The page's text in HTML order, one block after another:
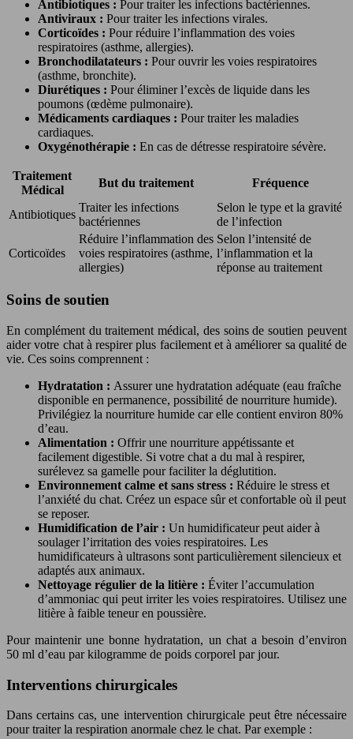
Antibiotiques : Pour traiter les infections bactériennes.
Antiviraux : Pour traiter les infections virales.
Corticoïdes : Pour réduire l’inflammation des voies
respiratoires (asthme, allergies).
Bronchodilatateurs : Pour ouvrir les voies respiratoires
(asthme, bronchite).
Diurétiques : Pour éliminer l’excès de liquide dans les
poumons (œdème pulmonaire).
Médicaments cardiaques : Pour traiter les maladies
cardiaques.
Oxygénothérapie : En cas de détresse respiratoire sévère.
Traitement
Médical
But du traitement Fréquence
Antibiotiques
Traiter les infections
bactériennes
Selon le type et la gravité
de l’infection
Corticoïdes
Réduire l’inflammation des
voies respiratoires (asthme,
allergies)
Selon l’intensité de
l’inflammation et la
réponse au traitement
Soins de soutien
En complément du traitement médical, des soins de soutien peuvent
aider votre chat à respirer plus facilement et à améliorer sa qualité de
vie. Ces soins comprennent :
Hydratation : Assurer une hydratation adéquate (eau fraîche
disponible en permanence, possibilité de nourriture humide).
Privilégiez la nourriture humide car elle contient environ 80%
d’eau.
Alimentation : Offrir une nourriture appétissante et
facilement digestible. Si votre chat a du mal à respirer,
surélevez sa gamelle pour faciliter la déglutition.
Environnement calme et sans stress : Réduire le stress et
l’anxiété du chat. Créez un espace sûr et confortable où il peut
se reposer.
Humidification de l’air : Un humidificateur peut aider à
soulager l’irritation des voies respiratoires. Les
humidificateurs à ultrasons sont particulièrement silencieux et
adaptés aux animaux.
Nettoyage régulier de la litière : Éviter l’accumulation
d’ammoniac qui peut irriter les voies respiratoires. Utilisez une
litière à faible teneur en poussière.
Pour maintenir une bonne hydratation, un chat a besoin d’environ
50 ml d’eau par kilogramme de poids corporel par jour.
Interventions chirurgicales
Dans certains cas, une intervention chirurgicale peut être nécessaire
pour traiter la respiration anormale chez le chat. Par exemple :